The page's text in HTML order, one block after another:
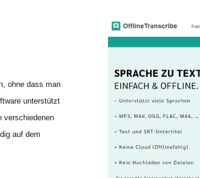
ohne dass man
unterstützt
verschiedenen
auf dem